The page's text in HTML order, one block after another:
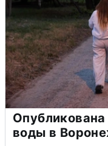
воды в